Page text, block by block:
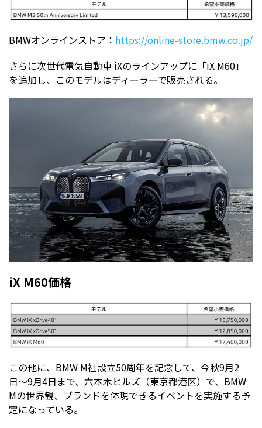
BMWオンラインストア： https://online-store.bmw.co.jp/
さらに次世代電気自動車 iXのラインアップに「iX M60」
を追加し、このモデルはディーラーで販売される。
iX M60価格
この他に、BMW M社設立50周年を記念して、今秋9月2
日〜9月4日まで、六本木ヒルズ（東京都港区）で、BMW
Mの世界観、ブランドを体現できるイベントを実施する予
定になっている。